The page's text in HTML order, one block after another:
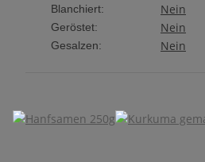
Blanchiert: Nein
Geröstet: Nein
Gesalzen: Nein